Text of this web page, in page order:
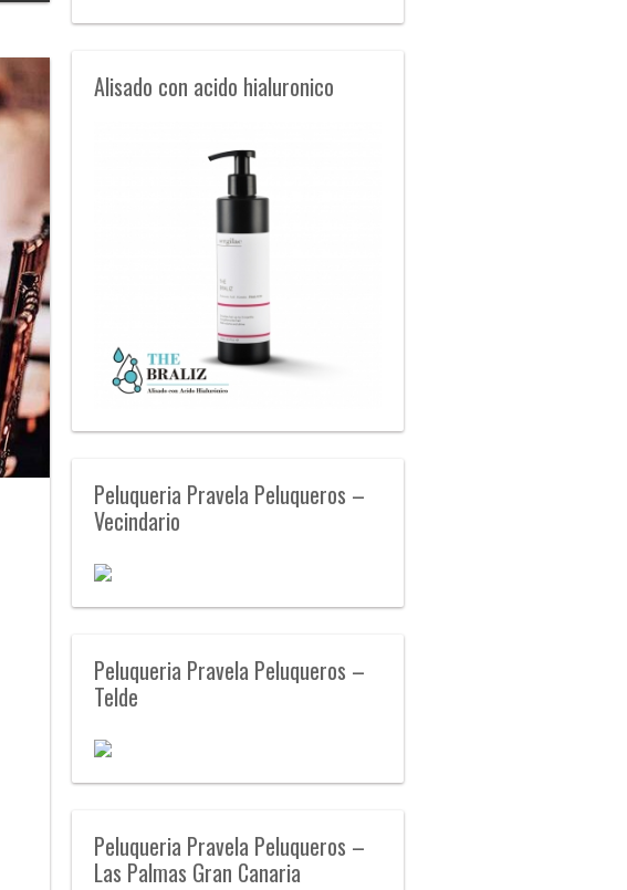
Alisado con acido hialuronico
Peluqueria Pravela Peluqueros –
Vecindario
Peluqueria Pravela Peluqueros –
Telde
Peluqueria Pravela Peluqueros –
Las Palmas Gran Canaria